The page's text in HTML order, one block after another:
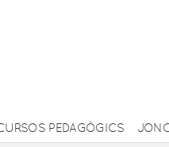
PEDAGÒGICS